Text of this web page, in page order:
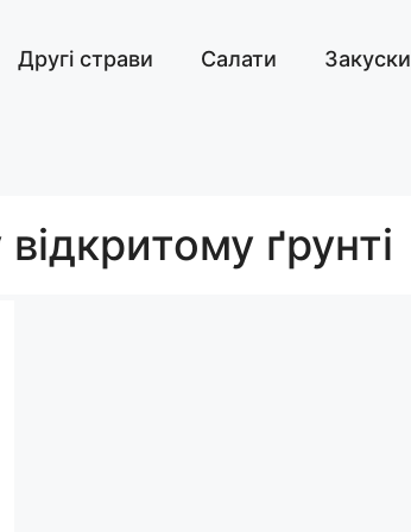
Другі страви Салати Закуски
ґрунті